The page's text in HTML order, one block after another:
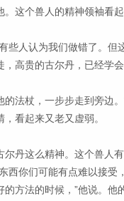
这个兽人的精神领袖看
些人认为我们做错了。
高贵的古尔丹，已经学
的法杖，一步步走到旁边
看起来又老又虚弱。
丹这么精神。这个兽人
西你们可能有点难以接受
方法的时候，”他说。他